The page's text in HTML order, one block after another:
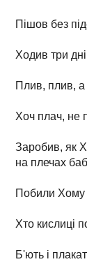
Пішов без
Ходив три
Плив, плив, а
Хоч плач, не
Заробив, як
на плечах
Побили Хому
Хто кислиці
Б'ють і